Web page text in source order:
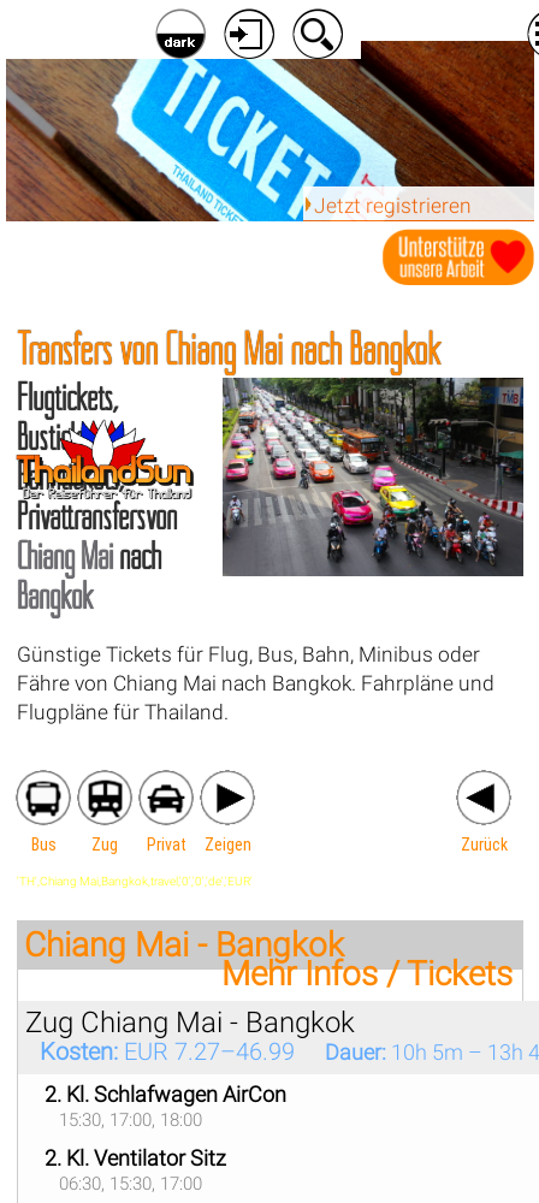
Jetzt registrieren
Transfers von Chiang Mai nach Bangkok
Flugtickets,
Bustickets,
Bahntickets,
Privattransfersvon
Chiang Mainach
Bangkok
Günstige Tickets für Flug, Bus, Bahn, Minibus oder
Fähre von Chiang Mai nach Bangkok. Fahrpläne und
Flugpläne für Thailand.
Bus Zug Privat Zeigen Zurück
'TH',Chiang Mai,Bangkok,travel,'0','0','de','EUR'
Chiang Mai - Bangkok
Mehr Infos / Tickets
Zug Chiang Mai - Bangkok
Kosten:EUR 7.27–46.99 Dauer:10h 5m – 13h
2. Kl. Schlafwagen AirCon
15:30, 17:00, 18:00
2. Kl. Ventilator Sitz
06:30, 15:30, 17:00